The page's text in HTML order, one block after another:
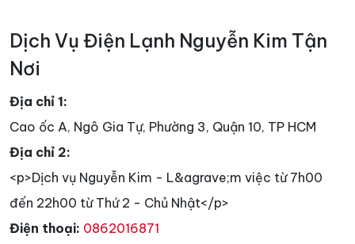
Dịch Vụ Điện Lạnh Nguyễn Kim Tận
Nơi
Địa chỉ 1:
Cao ốc A, Ngô Gia Tự, Phường 3, Quận 10, TP HCM
Địa chỉ 2:
<p>Dịch vụ Nguyễn Kim - L&agrave;m việc từ 7h00
đến 22h00 từ Thứ 2 - Chủ Nhật</p>
Điện thoại: 0862016871